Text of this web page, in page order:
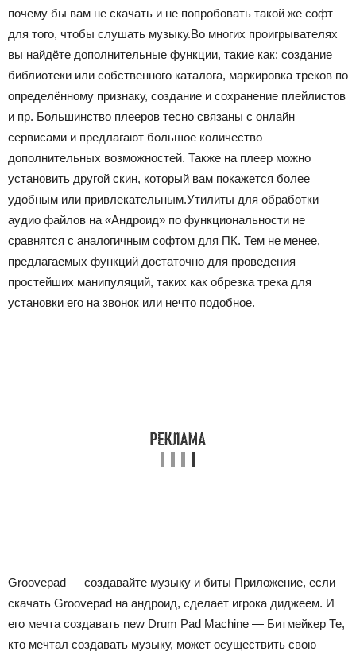
почему бы вам не скачать и не попробовать такой же софт
для того, чтобы слушать музыку.Во многих проигрывателях
вы найдёте дополнительные функции, такие как: создание
библиотеки или собственного каталога, маркировка треков по
определённому признаку, создание и сохранение плейлистов
и пр. Большинство плееров тесно связаны с онлайн
сервисами и предлагают большое количество
дополнительных возможностей. Также на плеер можно
установить другой скин, который вам покажется более
удобным или привлекательным.Утилиты для обработки
аудио файлов на «Андроид» по функциональности не
сравнятся с аналогичным софтом для ПК. Тем не менее,
предлагаемых функций достаточно для проведения
простейших манипуляций, таких как обрезка трека для
установки его на звонок или нечто подобное.
Groovepad — создавайте музыку и биты Приложение, если
скачать Groovepad на андроид, сделает игрока диджеем. И
его мечта создавать new Drum Pad Machine — Битмейкер Те,
кто мечтал создавать музыку, может осуществить свою